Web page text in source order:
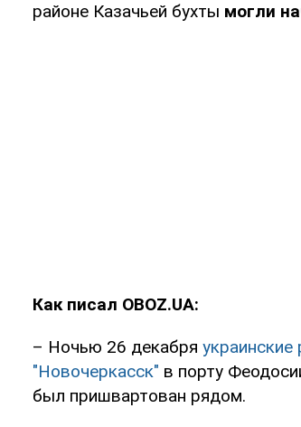
районе Казачьей бухты могли
Как писал OBOZ.UA:
– Ночью 26 декабря
"Новочеркасск" в порту
был пришвартован рядом.